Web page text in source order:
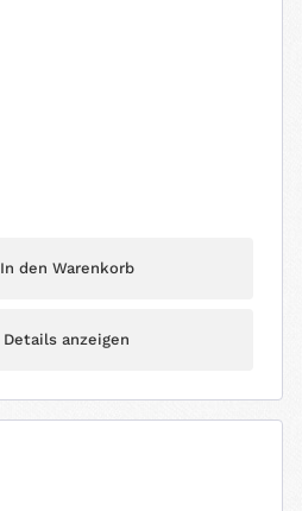
In den Warenkorb
Details anzeigen